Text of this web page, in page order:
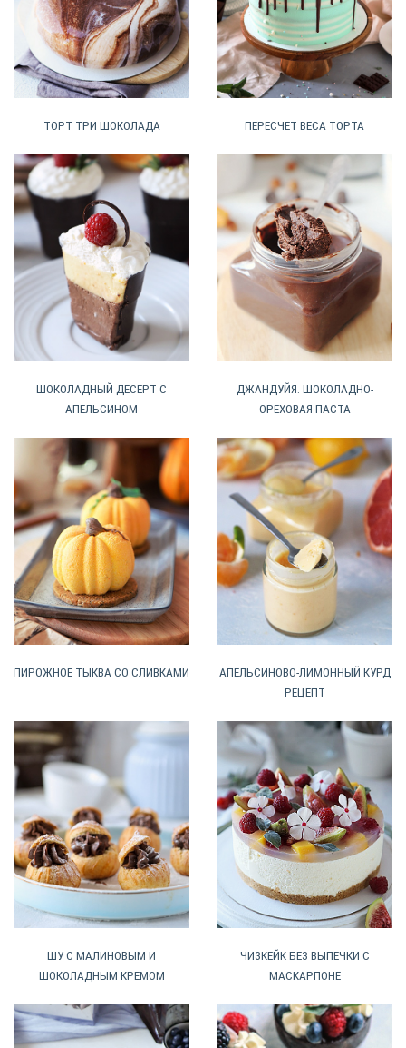
ТОРТ ТРИ ШОКОЛАДА ПЕРЕСЧЕТ ВЕСА ТОРТА
ШОКОЛАДНЫЙ ДЕСЕРТ С
АПЕЛЬСИНОМ
ДЖАНДУЙЯ. ШОКОЛАДНО-
ОРЕХОВАЯ ПАСТА
ПИРОЖНОЕ ТЫКВА СО СЛИВКАМИ
АПЕЛЬСИНОВО-ЛИМОННЫЙ КУРД
РЕЦЕПТ
ШУ С МАЛИНОВЫМ И
ШОКОЛАДНЫМ КРЕМОМ
ЧИЗКЕЙК БЕЗ ВЫПЕЧКИ С
МАСКАРПОНЕ